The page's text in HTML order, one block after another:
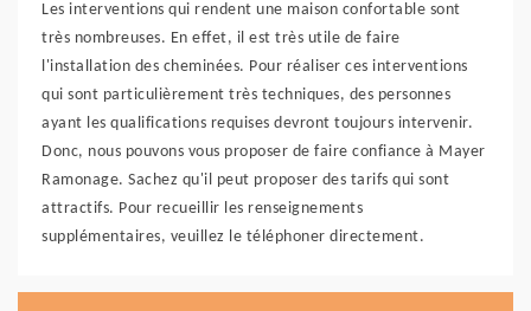
Les interventions qui rendent une maison confortable sont
très nombreuses. En effet, il est très utile de faire
l'installation des cheminées. Pour réaliser ces interventions
qui sont particulièrement très techniques, des personnes
ayant les qualifications requises devront toujours intervenir.
Donc, nous pouvons vous proposer de faire confiance à Mayer
Ramonage. Sachez qu'il peut proposer des tarifs qui sont
attractifs. Pour recueillir les renseignements
supplémentaires, veuillez le téléphoner directement.